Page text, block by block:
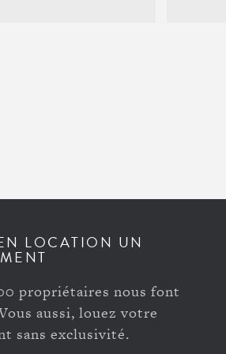
LOCATION UN
propriétaires nous font
aussi, louez votre
sans exclusivité.